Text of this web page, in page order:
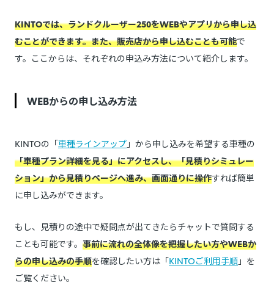
KINTOでは、ランドクルーザー250をWEBやアプリから申し込
むことができます。また、販売店から申し込むことも可能で
す。ここからは、それぞれの申込み方法について紹介します。
WEBからの申し込み方法
KINTOの「車種ラインアップ 」から申し込みを希望する車種の
「車種プラン詳細を見る」にアクセスし、「見積りシミュレー
ション」から見積りページへ進み、画面通りに操作すれば簡単
に申し込みができます。
もし、見積りの途中で疑問点が出てきたらチャットで質問する
ことも可能です。 事前に流れの全体像を把握したい方やWEBか
らの申し込みの手順を確認したい方は「KINTOご利用手順 」を
ご覧ください。